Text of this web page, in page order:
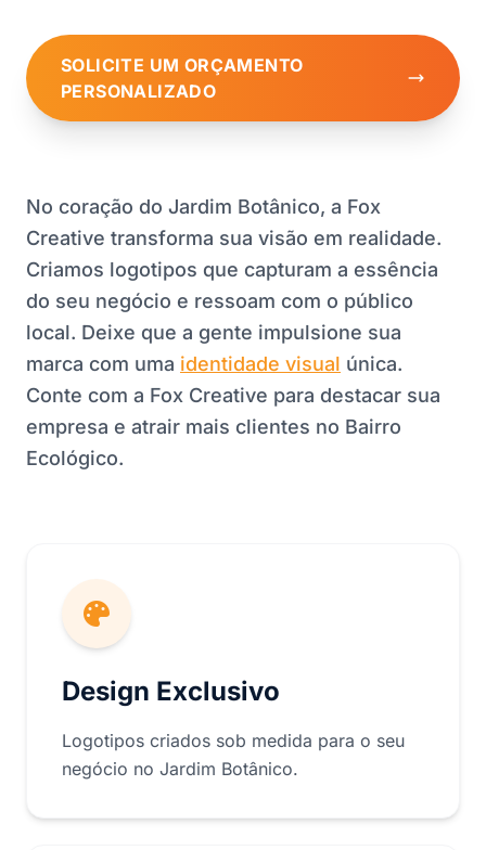
SOLICITE UM ORÇAMENTO
PERSONALIZADO
No coração do Jardim Botânico, a Fox
Creative transforma sua visão em realidade.
Criamos logotipos que capturam a essência
do seu negócio e ressoam com o público
local. Deixe que a gente impulsione sua
marca com uma identidade visual única.
Conte com a Fox Creative para destacar sua
empresa e atrair mais clientes no Bairro
Ecológico.
Design Exclusivo
Logotipos criados sob medida para o seu
negócio no Jardim Botânico.